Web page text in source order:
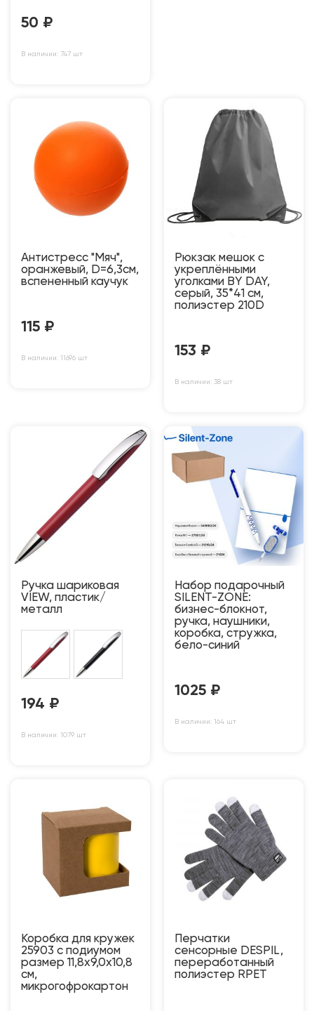
50 ₽
В наличии: 747 шт
Антистресс "Мяч",
оранжевый, D=6,3см,
вспененный каучук
115 ₽
В наличии: 11696 шт
Рюкзак мешок с
укреплёнными
уголками BY DAY,
серый, 35*41 см,
полиэстер 210D
153 ₽
В наличии: 38 шт
Ручка шариковая
VIEW, пластик/
металл
194 ₽
В наличии: 1079 шт
Набор подарочный
SILENT-ZONE:
бизнес-блокнот,
ручка, наушники,
коробка, стружка,
бело-синий
1025 ₽
В наличии: 164 шт
Коробка для кружек
25903 с подиумом
размер 11,8х9,0х10,8
см,
микрогофрокартон
Перчатки
сенсорные DESPIL,
переработанный
полиэстер RPET